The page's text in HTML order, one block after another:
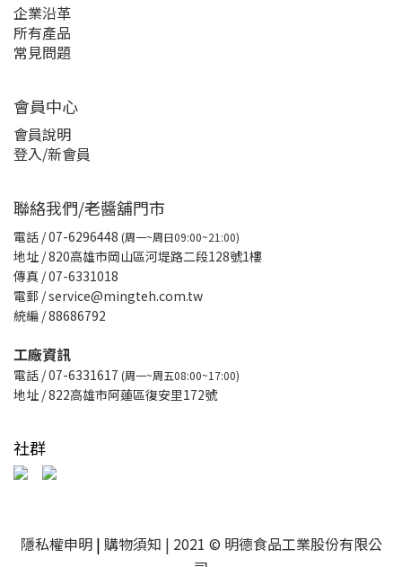
企業沿革
所有產品
常見問題
會員中心
會員說明
登入/新會員
聯絡我們/老醬舖門市
電話 / 07-6296448 (周一~周日09:00~21:00)
地址 / 820高雄市岡山區河堤路二段128號1樓
傳真 / 07-6331018
電郵 / service@mingteh.com.tw
統編 / 88686792
工廠資訊
電話 / 07-6331617 (周一~周五08:00~17:00)
地址 / 822高雄市阿蓮區復安里172號
社群
隱私權申明 | 購物須知 | 2021 © 明德食品工業股份有限公